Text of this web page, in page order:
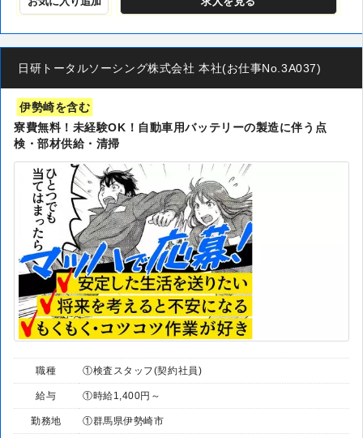
日研トータルソーシング株式会社 本社(お仕事No.3A037)
伊勢崎を含む
寮費無料！未経験OK！自動車用バッテリーの製造に伴う点
検・部材供給・清掃
職種 ①検査スタッフ(契約社員)
給与 ①時給1,400円～
勤務地 ①群馬県伊勢崎市